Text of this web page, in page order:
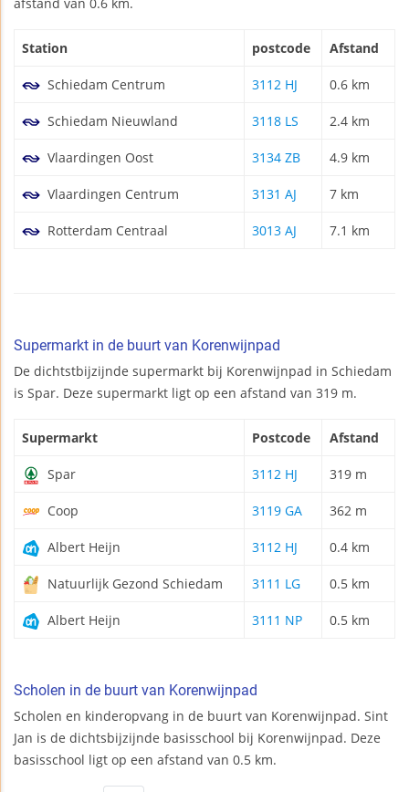
Station postcode Afstand
Schiedam Centrum 3112 HJ 0.6 km
Schiedam Nieuwland 3118 LS 2.4 km
Vlaardingen Oost 3134 ZB 4.9 km
Vlaardingen Centrum 3131 AJ 7 km
Rotterdam Centraal 3013 AJ 7.1 km
Supermarkt in de buurt van Korenwijnpad
De dichtstbijzijnde supermarkt bij Korenwijnpad in Schiedam
is Spar. Deze supermarkt ligt op een afstand van 319 m.
Supermarkt Postcode Afstand
Spar 3112 HJ 319 m
Coop 3119 GA 362 m
Albert Heijn 3112 HJ 0.4 km
Natuurlijk Gezond Schiedam 3111 LG 0.5 km
Albert Heijn 3111 NP 0.5 km
Scholen in de buurt van Korenwijnpad
Scholen en kinderopvang in de buurt van Korenwijnpad. Sint
Jan is de dichtsbijzijnde basisschool bij Korenwijnpad. Deze
basisschool ligt op een afstand van 0.5 km.